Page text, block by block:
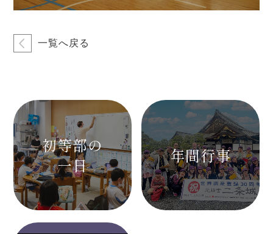
一覧へ戻る
初等部の
一日
年間行事